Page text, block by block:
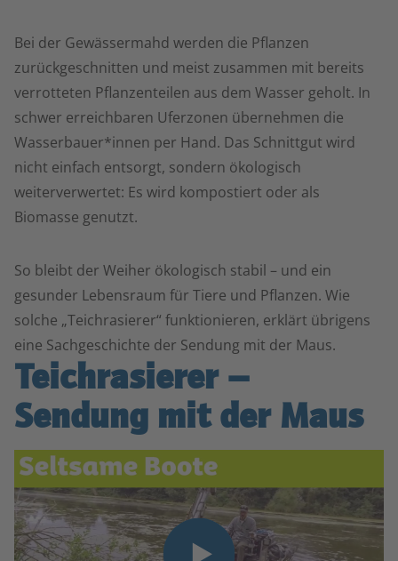
Bei der Gewässermahd werden die Pflanzen
zurückgeschnitten und meist zusammen mit bereits
verrotteten Pflanzenteilen aus dem Wasser geholt. In
schwer erreichbaren Uferzonen übernehmen die
Wasserbauer*innen per Hand. Das Schnittgut wird
nicht einfach entsorgt, sondern ökologisch
weiterverwertet: Es wird kompostiert oder als
Biomasse genutzt.
So bleibt der Weiher ökologisch stabil – und ein
gesunder Lebensraum für Tiere und Pflanzen. Wie
solche „Teichrasierer“ funktionieren, erklärt übrigens
eine Sachgeschichte der Sendung mit der Maus.
Teichrasierer –
Sendung mit der Maus